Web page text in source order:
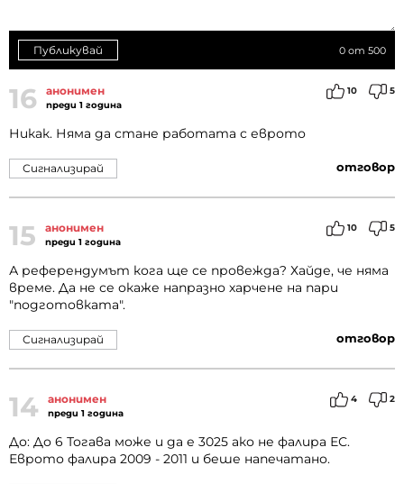
0 от 500
Публикувай
16 анонимен
преди 1 година
10 5
Никак. Няма да стане работата с еврото
отговор
Сигнализирай
15 анонимен
преди 1 година
10 5
А референдумът кога ще се провежда? Хайде, че няма
време. Да не се окаже напразно харчене на пари
"подготовката".
отговор
Сигнализирай
14 анонимен
преди 1 година
4 2
До: До 6 Тогава може и да е 3025 ако не фалира ЕС.
Еврото фалира 2009 - 2011 и беше напечатано.